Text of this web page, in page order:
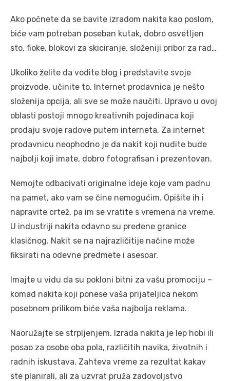
Ako počnete da se bavite izradom nakita kao poslom,
biće vam potreban poseban kutak, dobro osvetljen
sto, fioke, blokovi za skiciranje, složeniji pribor za rad…
Ukoliko želite da vodite blog i predstavite svoje
proizvode, učinite to. Internet prodavnica je nešto
složenija opcija, ali sve se može naučiti. Upravo u ovoj
oblasti postoji mnogo kreativnih pojedinaca koji
prodaju svoje radove putem interneta. Za internet
prodavnicu neophodno je da nakit koji nudite bude
najbolji koji imate, dobro fotografisan i prezentovan.
Nemojte odbacivati originalne ideje koje vam padnu
na pamet, ako vam se čine nemogućim. Opišite ih i
napravite crtež, pa im se vratite s vremena na vreme.
U industriji nakita odavno su pređene granice
klasičnog. Nakit se na najrazličitije načine može
fiksirati na odevne predmete i asesoar.
Imajte u vidu da su pokloni bitni za vašu promociju –
komad nakita koji ponese vaša prijateljica nekom
posebnom prilikom biće vaša najbolja reklama.
Naoružajte se strpljenjem. Izrada nakita je lep hobi ili
posao za osobe oba pola, različitih navika, životnih i
radnih iskustava. Zahteva vreme za rezultat kakav
ste planirali, ali za uzvrat pruža zadovoljstvo